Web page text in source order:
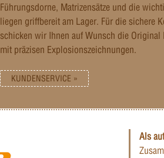
Führungsdorne, Matrizensätze und die
liegen griffbereit am Lager. Für die sichere
schicken wir Ihnen auf Wunsch die Original
mit präzisen Explosionszeichnungen.
KUNDENSERVICE »
Als